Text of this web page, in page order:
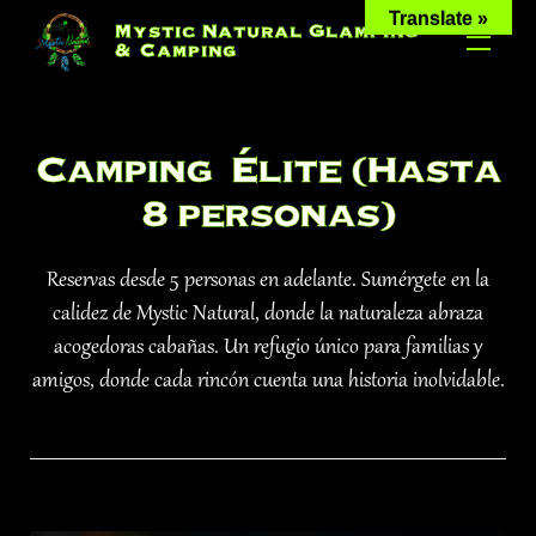
Skip
content
Mystic Natural Glamping
& Camping
Camping Élite (Hasta
8 personas)
Reservas desde 5 personas en adelante. Sumérgete en la
calidez de Mystic Natural, donde la naturaleza abraza
acogedoras cabañas. Un refugio único para familias y
amigos, donde cada rincón cuenta una historia inolvidable.
Translate »